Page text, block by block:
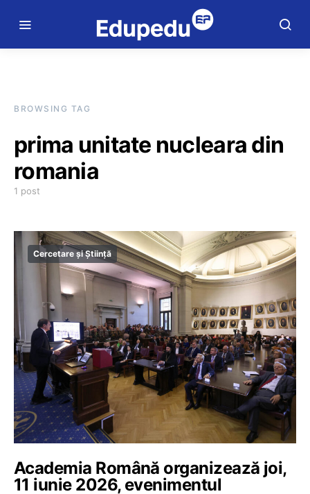
BROWSING TAG
prima unitate nucleara din
romania
1 post
Cercetare și Știință
Academia Română organizează joi,
11 iunie 2026, evenimentul